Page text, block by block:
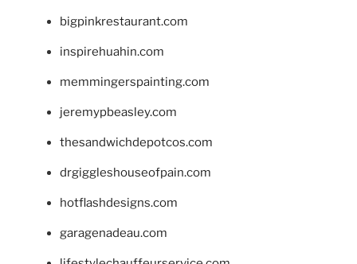
bigpinkrestaurant.com
inspirehuahin.com
memmingerspainting.com
jeremypbeasley.com
thesandwichdepotcos.com
drgiggleshouseofpain.com
hotflashdesigns.com
garagenadeau.com